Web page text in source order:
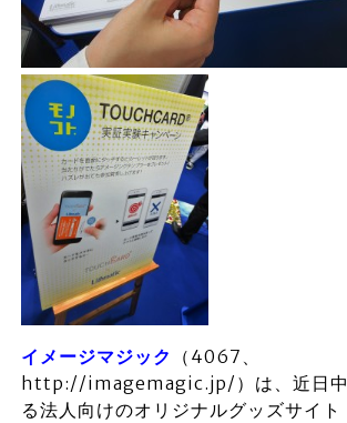
イメージマジック
（4067、
http://imagemagic.jp/）は、近日中
る法人向けのオリジナルグッズサイト